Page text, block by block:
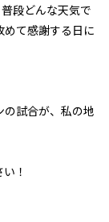
段どんな天気で
て感謝する日に
試合が、私の地
！